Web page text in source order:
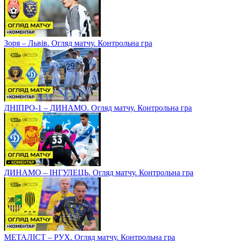
Зоря – Львів. Огляд матчу. Контрольна гра
ДНІПРО-1 – ДИНАМО. Огляд матчу. Контрольна гра
ДИНАМО – ІНГУЛЕЦЬ. Огляд матчу. Контрольна гра
МЕТАЛІСТ – РУХ. Огляд матчу. Контрольна гра